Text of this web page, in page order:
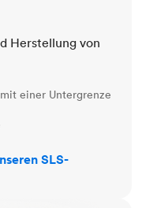
Herstellung von
einer Untergrenze
SLS-